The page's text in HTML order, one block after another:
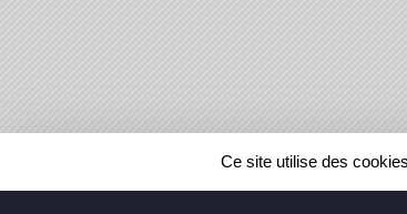
REGIONS
Ce site utilise des